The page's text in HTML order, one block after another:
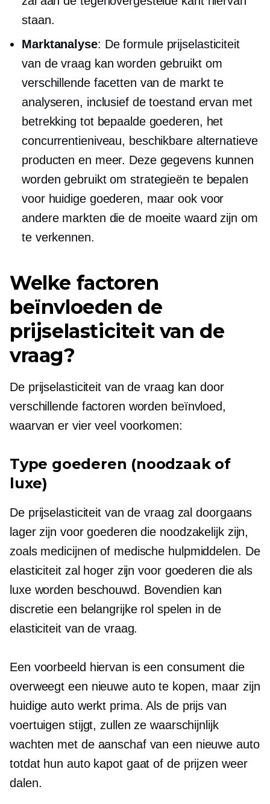
staan.
Marktanalyse: De formule prijselasticiteit
van de vraag kan worden gebruikt om
verschillende facetten van de markt te
analyseren, inclusief de toestand ervan met
betrekking tot bepaalde goederen, het
concurrentieniveau, beschikbare alternatieve
producten en meer. Deze gegevens kunnen
worden gebruikt om strategieën te bepalen
voor huidige goederen, maar ook voor
andere markten die de moeite waard zijn om
te verkennen.
Welke factoren
beïnvloeden de
prijselasticiteit van de
vraag?
De prijselasticiteit van de vraag kan door
verschillende factoren worden beïnvloed,
waarvan er vier veel voorkomen:
Type goederen (noodzaak of
luxe)
De prijselasticiteit van de vraag zal doorgaans
lager zijn voor goederen die noodzakelijk zijn,
zoals medicijnen of medische hulpmiddelen. De
elasticiteit zal hoger zijn voor goederen die als
luxe worden beschouwd. Bovendien kan
discretie een belangrijke rol spelen in de
elasticiteit van de vraag.
Een voorbeeld hiervan is een consument die
overweegt een nieuwe auto te kopen, maar zijn
huidige auto werkt prima. Als de prijs van
voertuigen stijgt, zullen ze waarschijnlijk
wachten met de aanschaf van een nieuwe auto
totdat hun auto kapot gaat of de prijzen weer
dalen.